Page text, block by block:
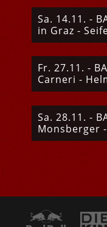
Sa. 14.11. -
in Graz -
Fr. 27.11. -
Carneri -
Sa. 28.11. -
Monsberger